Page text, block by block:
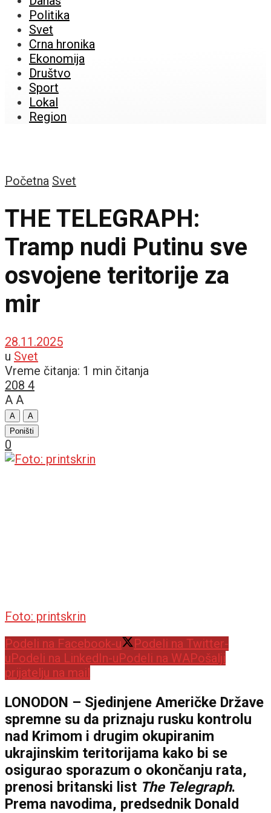
Politika
Svet
Crna hronika
Ekonomija
Društvo
Sport
Lokal
Region
Početna Svet
THE TELEGRAPH:
Tramp nudi Putinu sve
osvojene teritorije za
mir
28.11.2025
u Svet
Vreme čitanja: 1 min čitanja
208 4
A A
A
A
Poništi
0
Foto: printskrin
Podeli na Facebook-u
Podeli na Twitter-
uPodeli na LinkedIn-uPodeli na WAPošalji
prijatelju na mail
LONODON – Sjedinjene Američke Države
spremne su da priznaju rusku kontrolu
nad Krimom i drugim okupiranim
ukrajinskim teritorijama kako bi se
osigurao sporazum o okončanju rata,
prenosi britanski list The Telegraph.
Prema navodima, predsednik Donald